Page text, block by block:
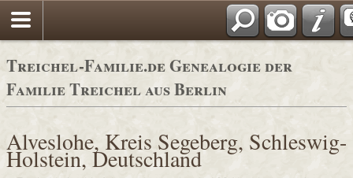
Adressbücher
Treichel-Familie.de Genealogie der
Familie Treichel aus Berlin
Alveslohe, Kreis Segeberg, Schleswig-
Holstein, Deutschland